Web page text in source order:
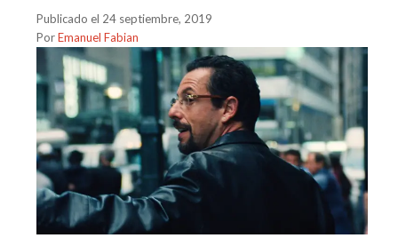
Publicado el 24 septiembre, 2019
PorEmanuel Fabian